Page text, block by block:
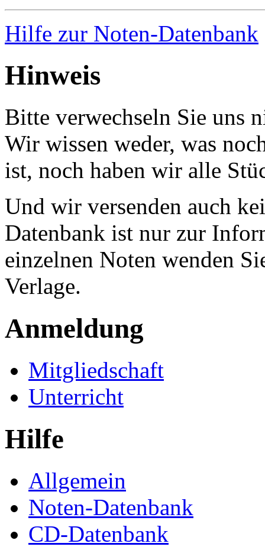
Hilfe zur Noten-Datenbank
Hinweis
Bitte verwechseln Sie uns
Wir wissen weder, was
ist, noch haben wir alle
Und wir versenden auch
Datenbank ist nur zur
einzelnen Noten wenden
Verlage.
Anmeldung
Mitgliedschaft
Unterricht
Hilfe
Allgemein
Noten-Datenbank
CD-Datenbank